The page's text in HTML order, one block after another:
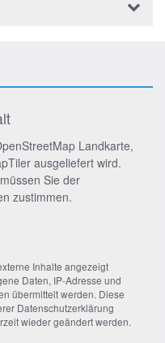
Landkarte,
ausgeliefert wird.
Sie der
zustimmen.
Inhalte angezeigt
Daten, IP-Adresse und
übermittelt werden. Diese
Datenschutzerklärung
wieder geändert werden.